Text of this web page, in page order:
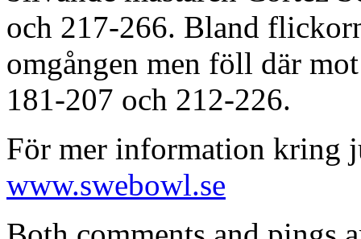
och 217-266. Bland
omgången men föll där
181-207 och 212-226.
För mer information kring
www.swebowl.se